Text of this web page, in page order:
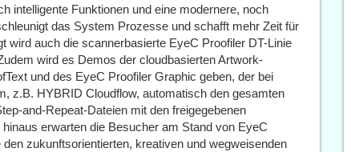
intelligente Funktionen und eine modernere, noch
das System Prozesse und schafft mehr Zeit für
wird auch die scannerbasierte EyeC Proofiler DT-Linie
wird es Demos der cloudbasierten Artwork-
und des EyeC Proofiler Graphic geben, der bei
z.B. HYBRID Cloudflow, automatisch den gesamten
and-Repeat-Dateien mit den freigegebenen
erwarten die Besucher am Stand von EyeC
zukunftsorientierten, kreativen und wegweisenden